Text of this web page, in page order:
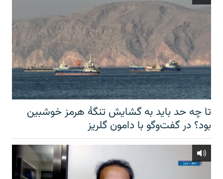
تا چه حد باید به گشایش تنگهٔ هرمز خوشبین
بود؟ در گفت‌وگو با دامون گلریز